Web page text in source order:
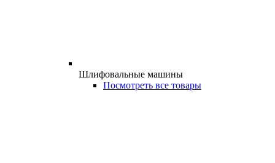
Шлифовальные машины
Посмотреть все товары